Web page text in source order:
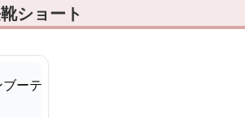
ショート